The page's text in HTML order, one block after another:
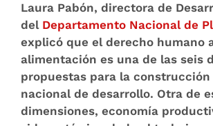
Laura Pabón, directora de
del Departamento Nacional de
explicó que el derecho humano
alimentación es una de las seis
propuestas para la
nacional de desarrollo. Otra de
dimensiones, economía